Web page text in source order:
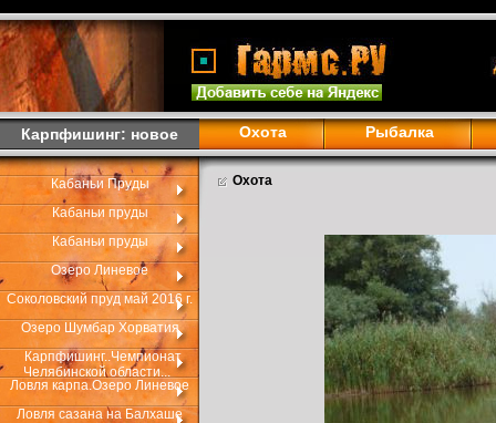
Карпфишинг: новое Охота Рыбалка
Кабаньи Пруды
Кабаньи пруды
Кабаньи пруды
Озеро Линевое
Соколовский пруд май 2016 г.
Озеро Шумбар Хорватия
Карпфишинг..Чемпионат
Челябинской области...
Ловля карпа.Озеро Линевое
Ловля сазана на Балхаше
Охота